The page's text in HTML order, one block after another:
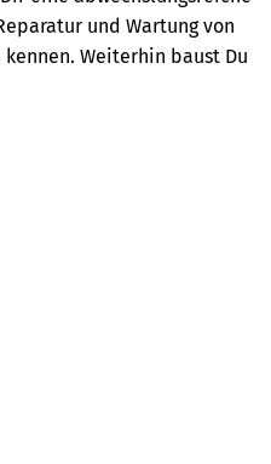
und Wartung von
Weiterhin baust Du